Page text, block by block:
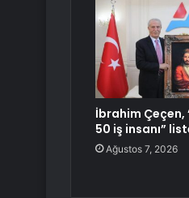
İbrahim Çeçen,
50 iş insanı”
Ağustos 7, 2026